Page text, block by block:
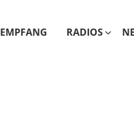
EMPFANG RADIOS